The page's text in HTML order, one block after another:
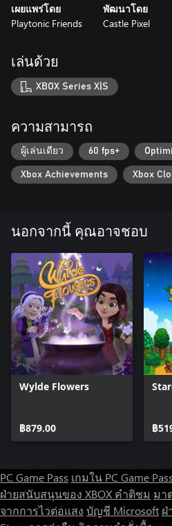
แลกเปลี่ยนเรื่องราวและเข้าร่วมกับเ
ทำความรู้จักกับชาวเมือง รับฟังเรื่องร
ผู้คนที่นี่เป็นคนแข็งขัน คุณต้องแข็งขันเ
พวกเขาก็มีหัวใจที่อบอุ่นดั่งหัวใจในหน้
พอในการก่อไฟให้หัวใจพวกเขา
จงระวังโจร
ไม่ใช่ทุกคนใน Cattle Country ที่จะอบ
ตั้งแต่โรดิโอไปจนถึงการหาคู่
การผูกมิตรเป็นสิ่งจำเป็นในดินแดนเถื่
ร้อนหรือหนาว หรือคุณมีความต้องการ
ละคร 18 ตัวที่คุณสามารถจีบได้ จงรีบไ
นั้นมาไว้
คุณได้ยินนั่นไหม? มีสมบัติอยู่ในเหมือง
มาและออกไปสร้างความตื่นเต้นด้วยก
เผยแพร่โดย
Playtonic Friends
พัฒนาโดย
Castle Pixel
เล่นด้วย
XBOX Series X|S
ความสามารถ
ผู้เล่นเดียว 60 fps+
Xbox Achievements Xbox
นอกจากนี้ คุณอาจชอบ
Wylde Flowers
฿879.00 ฿
PC Game Pass เกมใน PC Game Pass
ฝ่ายสนับสนุนของ XBOX คำติชม มา
จากการไวต่อแสง บัญชี Microsoft ฝ่